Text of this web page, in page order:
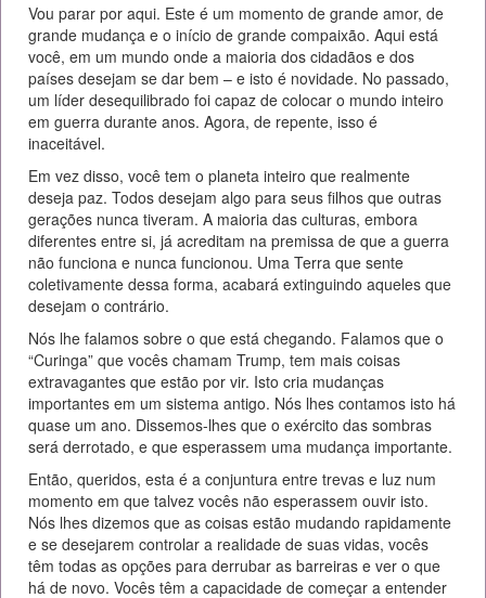
Vou parar por aqui. Este é um momento de grande amor, de
grande mudança e o início de grande compaixão. Aqui está
você, em um mundo onde a maioria dos cidadãos e dos
países desejam se dar bem – e isto é novidade. No passado,
um líder desequilibrado foi capaz de colocar o mundo inteiro
em guerra durante anos. Agora, de repente, isso é
inaceitável.
Em vez disso, você tem o planeta inteiro que realmente
deseja paz. Todos desejam algo para seus filhos que outras
gerações nunca tiveram. A maioria das culturas, embora
diferentes entre si, já acreditam na premissa de que a guerra
não funciona e nunca funcionou. Uma Terra que sente
coletivamente dessa forma, acabará extinguindo aqueles que
desejam o contrário.
Nós lhe falamos sobre o que está chegando. Falamos que o
“Curinga” que vocês chamam Trump, tem mais coisas
extravagantes que estão por vir. Isto cria mudanças
importantes em um sistema antigo. Nós lhes contamos isto há
quase um ano. Dissemos-lhes que o exército das sombras
será derrotado, e que esperassem uma mudança importante.
Então, queridos, esta é a conjuntura entre trevas e luz num
momento em que talvez vocês não esperassem ouvir isto.
Nós lhes dizemos que as coisas estão mudando rapidamente
e se desejarem controlar a realidade de suas vidas, vocês
têm todas as opções para derrubar as barreiras e ver o que
há de novo. Vocês têm a capacidade de começar a entender